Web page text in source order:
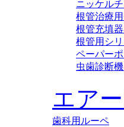
ニッケル
根管治療
根管充填
根管用シ
ペーパー
虫歯診断
エア
歯科用ルーペ